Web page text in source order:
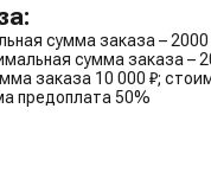
сумма заказа –
сумма заказа –
заказа 10 000 ₽;
предоплата 50%